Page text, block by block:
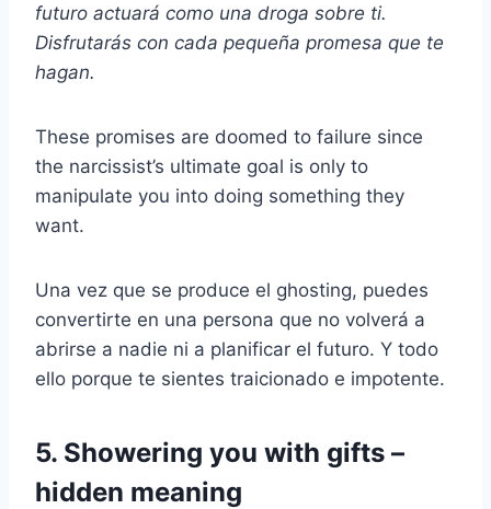
futuro actuará como una droga sobre ti.
Disfrutarás con cada pequeña promesa que te
hagan.
These promises are doomed to failure since
the narcissist’s ultimate goal is only to
manipulate you into doing something they
want.
Una vez que se produce el ghosting, puedes
convertirte en una persona que no volverá a
abrirse a nadie ni a planificar el futuro. Y todo
ello porque te sientes traicionado e impotente.
5. Showering you with gifts –
hidden meaning